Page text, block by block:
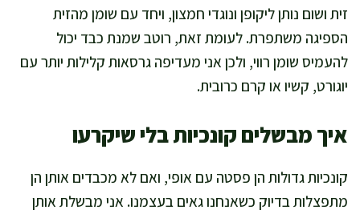
זית ושום נותן ליקופן ונוגדי חמצון, ויחד עם שומן מהזית
הספיגה משתפרת. לעומת זאת, רוטב שמנת כבד יכול
להעמיס שומן רווי, ולכן אני מעדיפה גרסאות קלילות יותר עם
יוגורט, קשיו או קרם כרובית.
איך מבשלים קונכיות בלי שיקרעו
קונכיות גדולות הן פסטה עם אופי, ואם לא מכבדים אותן הן
מתפצלות בדיוק כשאנחנו גאים בעצמנו. אני מבשלת אותן